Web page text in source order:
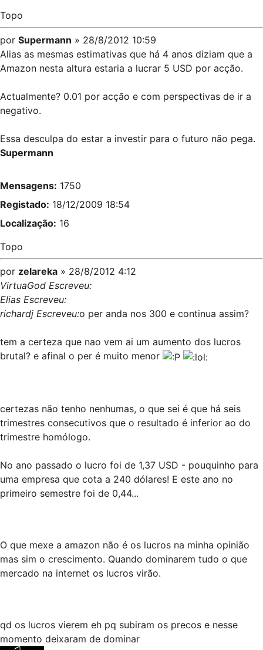
Topo
por Supermann » 28/8/2012 10:59
Alias as mesmas estimativas que há 4 anos diziam que a
Amazon nesta altura estaria a lucrar 5 USD por acção.
Actualmente? 0.01 por acção e com perspectivas de ir a
negativo.
Essa desculpa do estar a investir para o futuro não pega.
Supermann
Mensagens: 1750
Registado: 18/12/2009 18:54
Localização: 16
Topo
por zelareka » 28/8/2012 4:12
VirtuaGod Escreveu:
Elias Escreveu:
richardj Escreveu:o per anda nos 300 e continua assim?
tem a certeza que nao vem ai um aumento dos lucros
brutal? e afinal o per é muito menor
certezas não tenho nenhumas, o que sei é que há seis
trimestres consecutivos que o resultado é inferior ao do
trimestre homólogo.
No ano passado o lucro foi de 1,37 USD - pouquinho para
uma empresa que cota a 240 dólares! E este ano no
primeiro semestre foi de 0,44...
O que mexe a amazon não é os lucros na minha opinião
mas sim o crescimento. Quando dominarem tudo o que
mercado na internet os lucros virão.
qd os lucros vierem eh pq subiram os precos e nesse
momento deixaram de dominar